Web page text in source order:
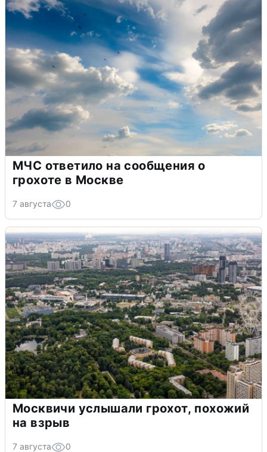
МЧС ответило на сообщения о
грохоте в Москве
7 августа 0
Москвичи услышали грохот, похожий
на взрыв
7 августа 0